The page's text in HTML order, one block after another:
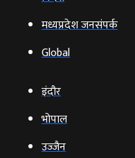
मध्यप्रदेश जनसंपर्क
Global
इंदौर
भोपाल
उज्‍जैन